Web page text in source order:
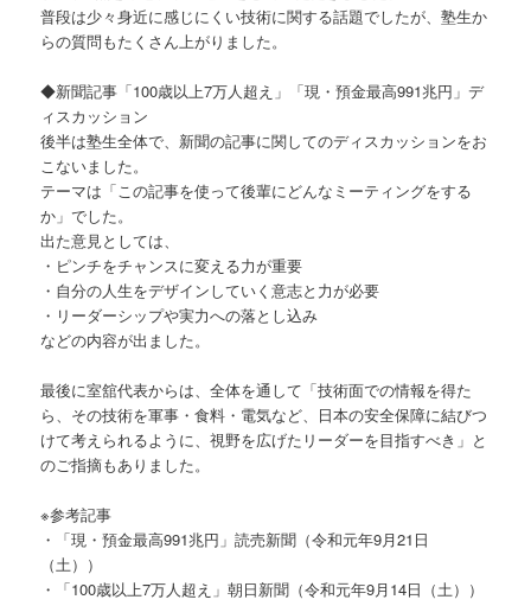
普段は少々身近に感じにくい技術に関する話題でしたが、塾生か
らの質問もたくさん上がりました。
◆新聞記事「100歳以上7万人超え」「現・預金最高991兆円」デ
ィスカッション
後半は塾生全体で、新聞の記事に関してのディスカッションをお
こないました。
テーマは「この記事を使って後輩にどんなミーティングをする
か」でした。
出た意見としては、
・ピンチをチャンスに変える力が重要
・自分の人生をデザインしていく意志と力が必要
・リーダーシップや実力への落とし込み
などの内容が出ました。
最後に室舘代表からは、全体を通して「技術面での情報を得た
ら、その技術を軍事・食料・電気など、日本の安全保障に結びつ
けて考えられるように、視野を広げたリーダーを目指すべき」と
のご指摘もありました。
※参考記事
・「現・預金最高991兆円」読売新聞（令和元年9月21日
（土））
・「100歳以上7万人超え」朝日新聞（令和元年9月14日（土））